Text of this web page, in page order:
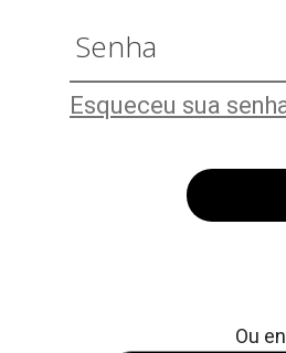
Esqueceu sua
Ou